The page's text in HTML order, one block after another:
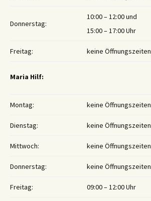
Donnerstag:
10:00 – 12:00 und
15:00 – 17:00 Uhr
Freitag: keine Öffnungszeiten
Maria Hilf:
Montag: keine Öffnungszeiten
Dienstag: keine Öffnungszeiten
Mittwoch: keine Öffnungszeiten
Donnerstag: keine Öffnungszeiten
Freitag: 09:00 – 12:00 Uhr